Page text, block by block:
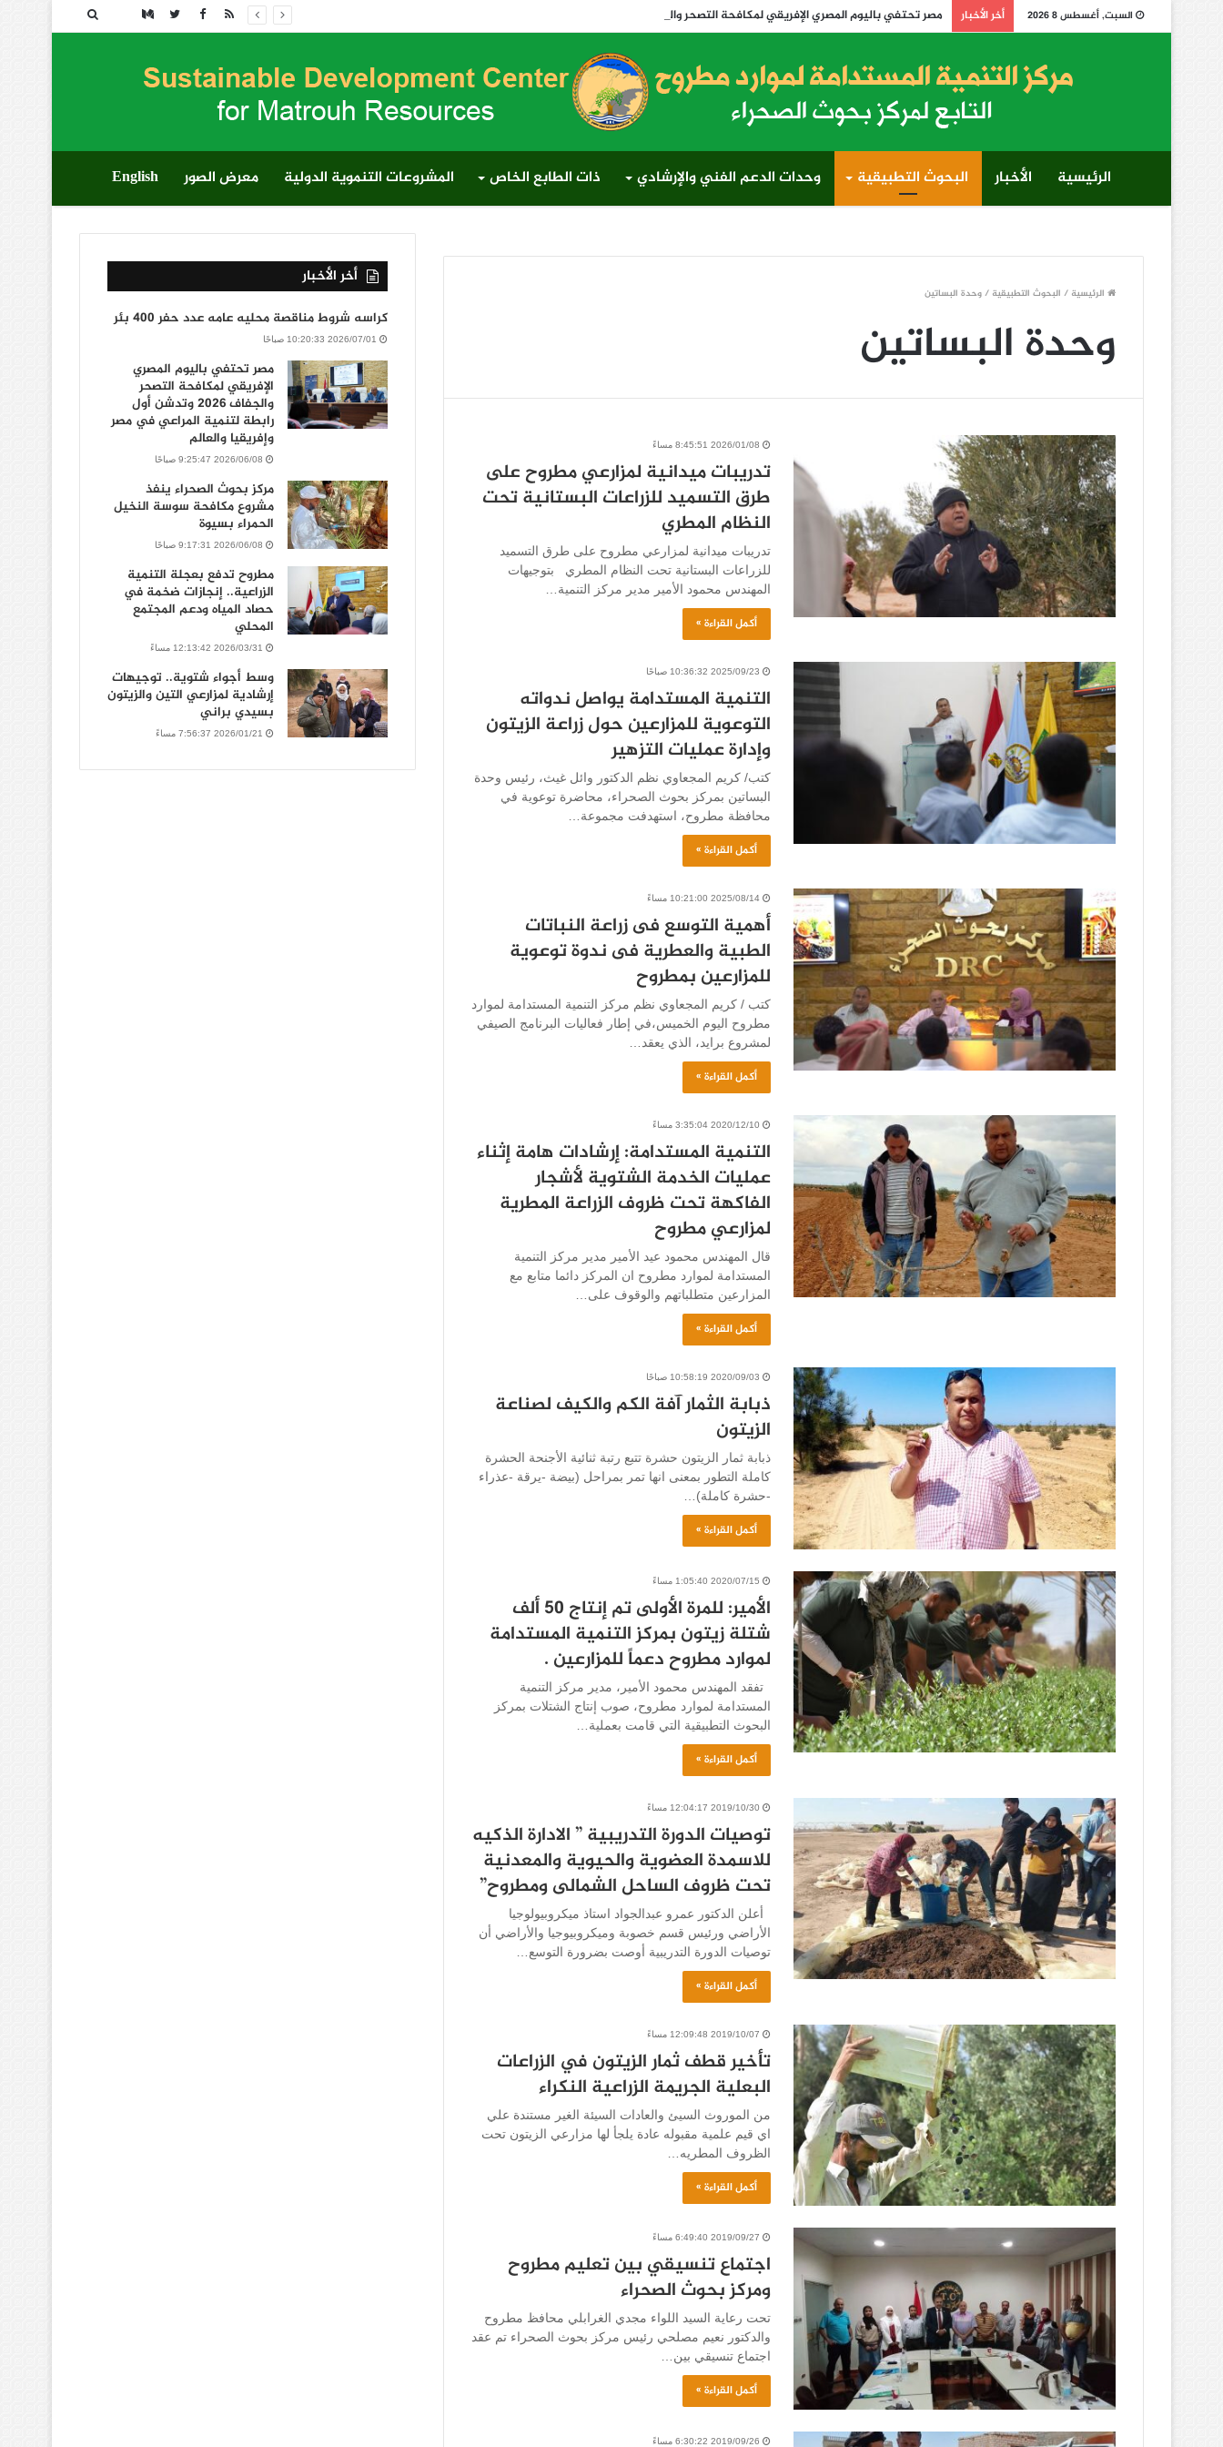
السبت, أغسطس 8 2026 أخر الأخبار مصر تحتفي باليوم المصري الإفريقي لمكافحة التصحر والجفاف 2026 وتدشن أول رابطة لتنمية المراعي في مصر وإفريقيا والعالم
الرئيسية الأخبار البحوث التطبيقية وحدات الدعم الفني والإرشادي ذات الطابع الخاص المشروعات التنموية الدولية معرض الصور English
الرئيسية / البحوث التطبيقية /وحدة البساتين
وحدة البساتين
2026/01/08 8:45:51 مساءً
تدريبات ميدانية لمزارعي مطروح على
طرق التسميد للزراعات البستانية تحت
النظام المطري
تدريبات ميدانية لمزارعي مطروح على طرق التسميد
للزراعات البستانية تحت النظام المطري بتوجيهات
المهندس محمود الأمير مدير مركز التنمية…
أكمل القراءة »
2025/09/23 10:36:32 صباحًا
التنمية المستدامة يواصل ندواته
التوعوية للمزارعين حول زراعة الزيتون
وإدارة عمليات التزهير
كتب/ كريم المجعاوي نظم الدكتور وائل غيث، رئيس وحدة
البساتين بمركز بحوث الصحراء، محاضرة توعوية في
محافظة مطروح، استهدفت مجموعة…
أكمل القراءة »
2025/08/14 10:21:00 مساءً
أهمية التوسع فى زراعة النباتات
الطبية والعطرية فى ندوة توعوية
للمزارعين بمطروح
كتب / كريم المجعاوي نظم مركز التنمية المستدامة لموارد
مطروح اليوم الخميس،في إطار فعاليات البرنامج الصيفي
لمشروع برايد، الذي يعقد…
أكمل القراءة »
2020/12/10 3:35:04 مساءً
التنمية المستدامة: إرشادات هامة إثناء
عمليات الخدمة الشتوية لأشجار
الفاكهة تحت ظروف الزراعة المطرية
لمزارعي مطروح
قال المهندس محمود عيد الأمير مدير مركز التنمية
المستدامة لموارد مطروح ان المركز دائما متابع مع
المزارعين متطلباتهم والوقوف على…
أكمل القراءة »
2020/09/03 10:58:19 صباحًا
ذبابة الثمار آفة الكم والكيف لصناعة
الزيتون
ذبابة ثمار الزيتون حشرة تتبع رتبة ثنائية الأجنحة الحشرة
كاملة التطور بمعنى انها تمر بمراحل (بيضة -يرقة -عذراء
-حشرة كاملة)…
أكمل القراءة »
2020/07/15 1:05:40 مساءً
الأمير: للمرة الأولى تم إنتاج 50 ألف
شتلة زيتون بمركز التنمية المستدامة
لموارد مطروح دعماً للمزارعين .
تفقد المهندس محمود الأمير، مدير مركز التنمية
المستدامة لموارد مطروح، صوب إنتاج الشتلات بمركز
البحوث التطبيقية التي قامت بعملية…
أكمل القراءة »
2019/10/30 12:04:17 مساءً
توصيات الدورة التدريبية ” الادارة الذكيه
للاسمدة العضوية والحيوية والمعدنية
تحت ظروف الساحل الشمالى ومطروح”
أعلن الدكتور عمرو عبدالجواد استاذ ميكروبيولوجيا
الأراضي ورئيس قسم خصوبة وميكروبيوجيا والأراضي أن
توصيات الدورة التدريبية أوصت بضرورة التوسع…
أكمل القراءة »
2019/10/07 12:09:48 مساءً
تأخير قطف ثمار الزيتون في الزراعات
البعلية الجريمة الزراعية النكراء
من الموروث السيئ والعادات السيئة الغير مستندة علي
اي قيم علمية مقبوله عادة يلجأ لها مزارعي الزيتون تحت
الظروف المطريه…
أكمل القراءة »
2019/09/27 6:49:40 مساءً
اجتماع تنسيقي بين تعليم مطروح
ومركز بحوث الصحراء
تحت رعاية السيد اللواء مجدي الغرابلي محافظ مطروح
والدكتور نعيم مصلحي رئيس مركز بحوث الصحراء تم عقد
اجتماع تنسيقي بين…
أكمل القراءة »
2019/09/26 6:30:22 مساءً
أخر الأخبار
كراسه شروط مناقصة محليه عامه عدد حفر 400 بئر
2026/07/01 10:20:33 صباحًا
مصر تحتفي باليوم المصري
الإفريقي لمكافحة التصحر
والجفاف 2026 وتدشن أول
رابطة لتنمية المراعي في مصر
وإفريقيا والعالم
2026/06/08 9:25:47 صباحًا
مركز بحوث الصحراء ينفذ
مشروع مكافحة سوسة النخيل
الحمراء بسيوة
2026/06/08 9:17:31 صباحًا
مطروح تدفع بعجلة التنمية
الزراعية.. إنجازات ضخمة في
حصاد المياه ودعم المجتمع
المحلي
2026/03/31 12:13:42 مساءً
وسط أجواء شتوية.. توجيهات
إرشادية لمزارعي التين والزيتون
بسيدي براني
2026/01/21 7:56:37 مساءً